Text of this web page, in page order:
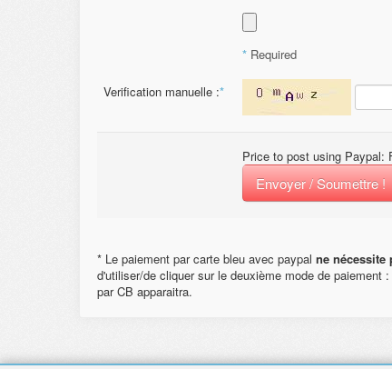
* Required
Verification manuelle :*
Price to post using Paypal:
Envoyer / Soumettre !
* Le paiement par carte bleu avec paypal ne nécessite
d'utiliser/de cliquer sur le deuxième mode de paiement :
par CB apparaitra.